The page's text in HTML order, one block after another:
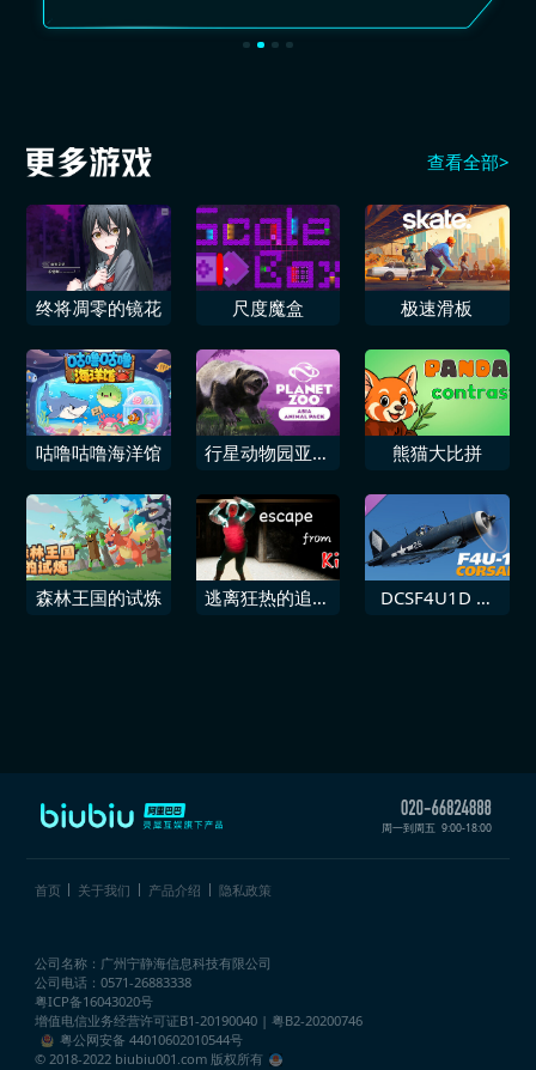
查看全部>
终将凋零的镜花 尺度魔盒 极速滑板
咕噜咕噜海洋馆
行星动物园亚洲
熊猫大比拼
森林王国的试炼
逃离狂热的追求
DCSF4U1D 地
周一到周五 9:00-18:00
首页 关于我们 产品介绍 隐私政策
公司名称：广州宁静海信息科技有限公司
公司电话：0571-26883338
粤ICP备16043020号
增值电信业务经营许可证B1-20190040 | 粤B2-20200746
粤公网安备 44010602010544号
© 2018-2022 biubiu001.com 版权所有